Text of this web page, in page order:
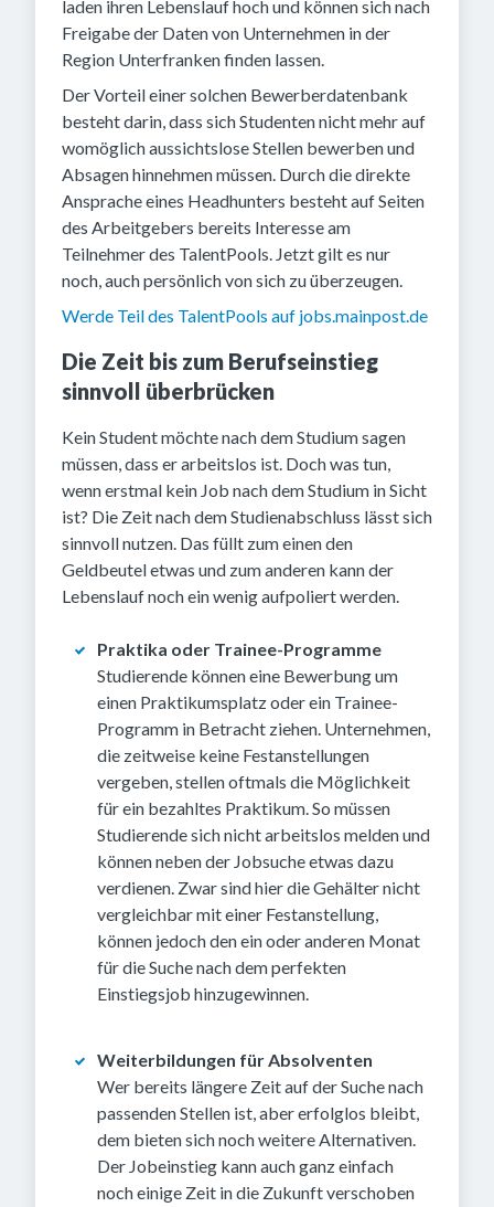
laden ihren Lebenslauf hoch und können sich nach
Freigabe der Daten von Unternehmen in der
Region Unterfranken finden lassen.
Der Vorteil einer solchen Bewerberdatenbank
besteht darin, dass sich Studenten nicht mehr auf
womöglich aussichtslose Stellen bewerben und
Absagen hinnehmen müssen. Durch die direkte
Ansprache eines Headhunters besteht auf Seiten
des Arbeitgebers bereits Interesse am
Teilnehmer des TalentPools. Jetzt gilt es nur
noch, auch persönlich von sich zu überzeugen.
Werde Teil des TalentPools auf jobs.mainpost.de
Die Zeit bis zum Berufseinstieg
sinnvoll überbrücken
Kein Student möchte nach dem Studium sagen
müssen, dass er arbeitslos ist. Doch was tun,
wenn erstmal kein Job nach dem Studium in Sicht
ist? Die Zeit nach dem Studienabschluss lässt sich
sinnvoll nutzen. Das füllt zum einen den
Geldbeutel etwas und zum anderen kann der
Lebenslauf noch ein wenig aufpoliert werden.
Praktika oder Trainee-Programme
Studierende können eine Bewerbung um
einen Praktikumsplatz oder ein Trainee-
Programm in Betracht ziehen. Unternehmen,
die zeitweise keine Festanstellungen
vergeben, stellen oftmals die Möglichkeit
für ein bezahltes Praktikum. So müssen
Studierende sich nicht arbeitslos melden und
können neben der Jobsuche etwas dazu
verdienen. Zwar sind hier die Gehälter nicht
vergleichbar mit einer Festanstellung,
können jedoch den ein oder anderen Monat
für die Suche nach dem perfekten
Einstiegsjob hinzugewinnen.
Weiterbildungen für Absolventen
Wer bereits längere Zeit auf der Suche nach
passenden Stellen ist, aber erfolglos bleibt,
dem bieten sich noch weitere Alternativen.
Der Jobeinstieg kann auch ganz einfach
noch einige Zeit in die Zukunft verschoben